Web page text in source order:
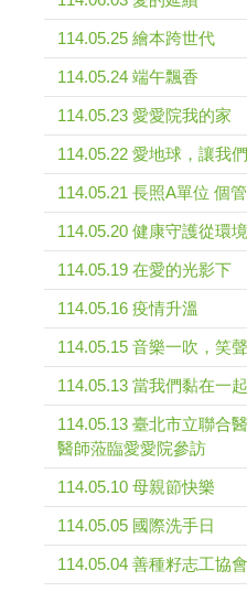
114.05.25 繪本跨世代
114.05.24 端午飄香
114.05.23 愛愛院我的家
114.05.22 愛地球，讓我
114.05.21 長照A單位 個
114.05.20 健康守護從環
114.05.19 在愛的光影下
114.05.16 疫情升溫
114.05.15 音樂一吹，笑
114.05.13 當我們黏在一
114.05.13 臺北市立聯合
醫師蒞臨愛愛院參訪
114.05.10 母親節快樂
114.05.05 國際洗手日
114.05.04 善種籽志工協會